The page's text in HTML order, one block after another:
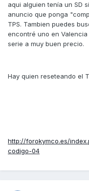
aqui alguien tenía un SD
anuncio que ponga
TPS. Tambien puedes
encontré uno en
serie a muy buen precio.
Hay quien reseteando el
http://forokymco.es/
codigo-04